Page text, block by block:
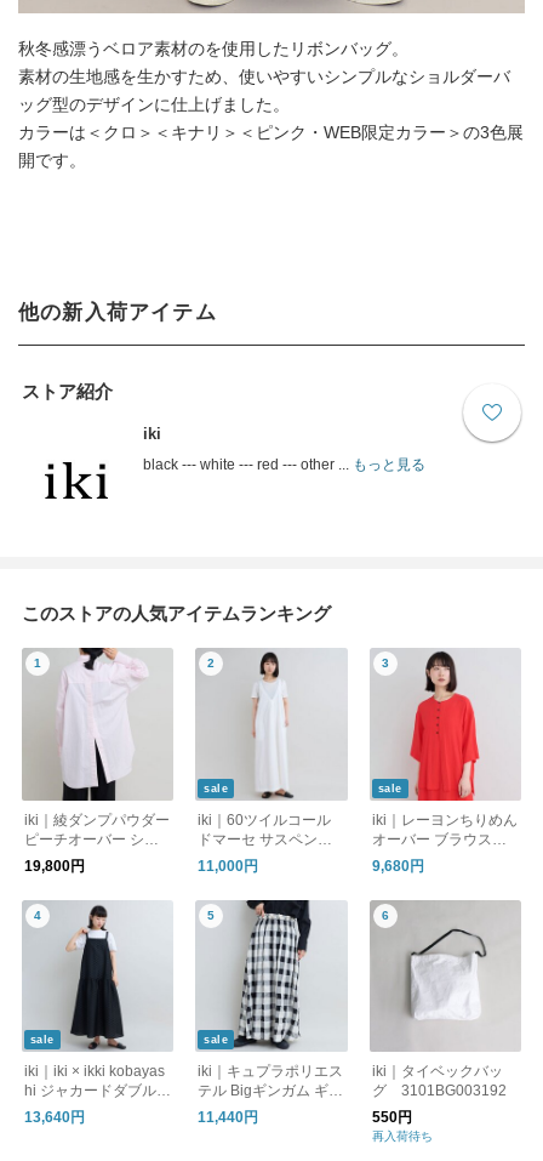
秋冬感漂うベロア素材のを使用したリボンバッグ。
素材の生地感を生かすため、使いやすいシンプルなショルダーバ
ッグ型のデザインに仕上げました。
カラーは＜クロ＞＜キナリ＞＜ピンク・WEB限定カラー＞の3色展
開です。
他の新入荷アイテム
ストア紹介
iki
black --- white --- red --- other ... もっと見る
このストアの人気アイテムランキング
iki｜綾ダンプパウダー
ピーチオーバー シャ
ツ 3101BL001262
19,800円
sale
iki｜60ツイルコール
ドマーセ サスペンダ
ー ワンピース 3101
OP011261
11,000円
sale
iki｜レーヨンちりめん
オーバー ブラウス 3
101BL009261
9,680円
sale
iki｜iki × ikki kobayas
hi ジャカードダブルリ
ングキャミ ワンピー
ス 3101OP007261
13,640円
sale
iki｜キュプラポリエス
テル Bigギンガム ギャ
ザー スカート 3101
SK006261
11,440円
iki｜タイベックバッ
グ 3101BG003192
550円
再入荷待ち